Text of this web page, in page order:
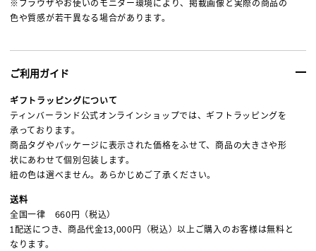
※ブラウザやお使いのモニター環境により、掲載画像と実際の商品の
色や質感が若干異なる場合があります。
ご利用ガイド
ギフトラッピングについて
ティンバーランド公式オンラインショップでは、ギフトラッピングを
承っております。
商品タグやパッケージに表示された価格をふせて、商品の大きさや形
状にあわせて個別包装します。
紐の色は選べません。あらかじめご了承ください。
送料
全国一律 660円（税込）
1配送につき、商品代金13,000円（税込）以上ご購入のお客様は無料と
なります。